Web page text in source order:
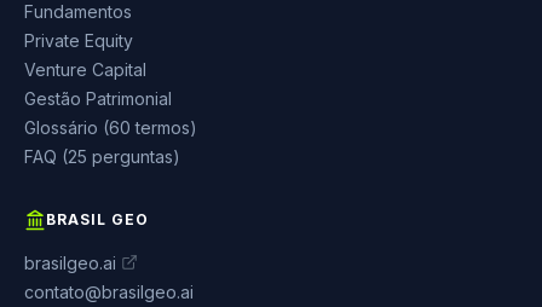
Fundamentos
Private Equity
Venture Capital
Gestão Patrimonial
Glossário (60 termos)
FAQ (25 perguntas)
BRASIL GEO
brasilgeo.ai
contato@brasilgeo.ai